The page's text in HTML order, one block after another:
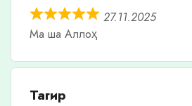
27.11.2025
Ма ша Аллоҳ
Тагир